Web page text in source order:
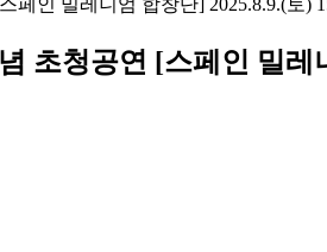
초청공연 [스페인 밀레